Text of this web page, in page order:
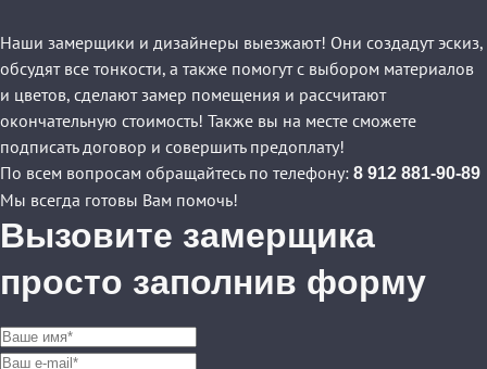
Наши замерщики и дизайнеры выезжают! Они создадут эскиз,
обсудят все тонкости, а также помогут с выбором материалов
и цветов, сделают замер помещения и рассчитают
окончательную стоимость! Также вы на месте сможете
подписать договор и совершить предоплату!
По всем вопросам обращайтесь по телефону: 8 912 881-90-89
Мы всегда готовы Вам помочь!
Вызовите замерщика
просто заполнив форму